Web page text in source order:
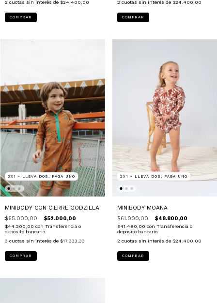
2 cuotas sin interés de $24.400,00
COMPRAR
2 cuotas sin interés de $24.400,00
COMPRAR
2X1 - LLEVA DOS, PAGA UNO
MINIBODY CON CIERRE GODZILLA
$65.000,00 $52.000,00
$44.200,00 con Transferencia o
depósito bancario
3 cuotas sin interés de $17.333,33
COMPRAR
2X1 - LLEVA DOS, PAGA UNO
MINIBODY MOANA
$61.000,00 $48.800,00
$41.480,00 con Transferencia o
depósito bancario
2 cuotas sin interés de $24.400,00
COMPRAR